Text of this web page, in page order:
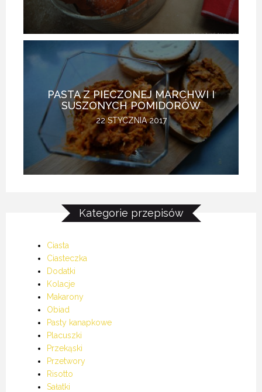
PASTA Z PIECZONEJ MARCHWI I
SUSZONYCH POMIDORÓW
22 STYCZNIA 2017
Kategorie przepisów
Ciasta
Ciasteczka
Dodatki
Kolacje
Makarony
Obiad
Pasty kanapkowe
Placuszki
Przekąski
Przetwory
Risotto
Sałatki